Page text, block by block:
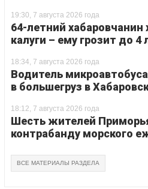
19:30, 7 августа 2026 года
64-летний хабаровчанин
калуги – ему грозит до 4
18:34, 7 августа 2026 года
Водитель
в большегруз в
18:12, 7 августа 2026 года
Шесть жителей
контрабанду морского
ВСЕ МАТЕРИАЛЫ РАЗДЕЛА